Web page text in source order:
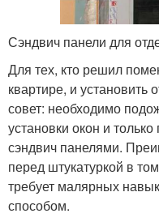
Сэндвич панели для
Для тех, кто решил
квартире, и установить
совет: необходимо
установки окон и
сэндвич панелями.
перед штукатуркой в
требует малярных
способом.